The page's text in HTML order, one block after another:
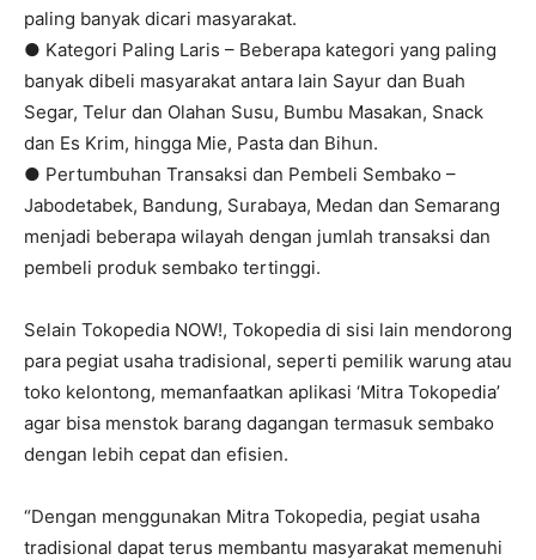
paling banyak dicari masyarakat.
● Kategori Paling Laris – Beberapa kategori yang paling
banyak dibeli masyarakat antara lain Sayur dan Buah
Segar, Telur dan Olahan Susu, Bumbu Masakan, Snack
dan Es Krim, hingga Mie, Pasta dan Bihun.
● Pertumbuhan Transaksi dan Pembeli Sembako –
Jabodetabek, Bandung, Surabaya, Medan dan Semarang
menjadi beberapa wilayah dengan jumlah transaksi dan
pembeli produk sembako tertinggi.
Selain Tokopedia NOW!, Tokopedia di sisi lain mendorong
para pegiat usaha tradisional, seperti pemilik warung atau
toko kelontong, memanfaatkan aplikasi ‘Mitra Tokopedia’
agar bisa menstok barang dagangan termasuk sembako
dengan lebih cepat dan efisien.
“Dengan menggunakan Mitra Tokopedia, pegiat usaha
tradisional dapat terus membantu masyarakat memenuhi